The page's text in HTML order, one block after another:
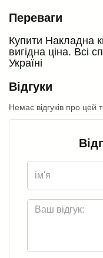
Переваги
Купити Накладна
вигідна ціна. Всі
Україні
Відгуки
Немає відгуків про цей